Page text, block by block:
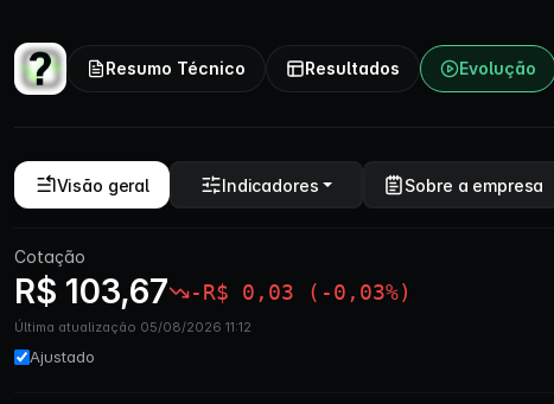
Resumo Técnico Resultados Evolução
Visão geral Indicadores Sobre a empresa
Cotação
R$ 103,67 -R$ 0,03 (-0,03%)
Última atualização 05/08/2026 11:12
Ajustado